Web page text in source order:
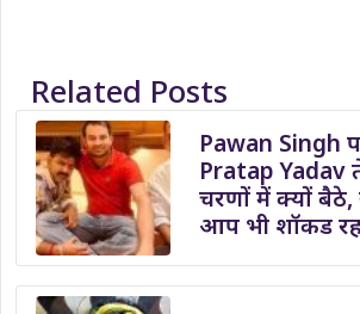
Related Posts
Pawan Singh
Pratap Yadav
चरणों में क्यों
आप भी शॉकड